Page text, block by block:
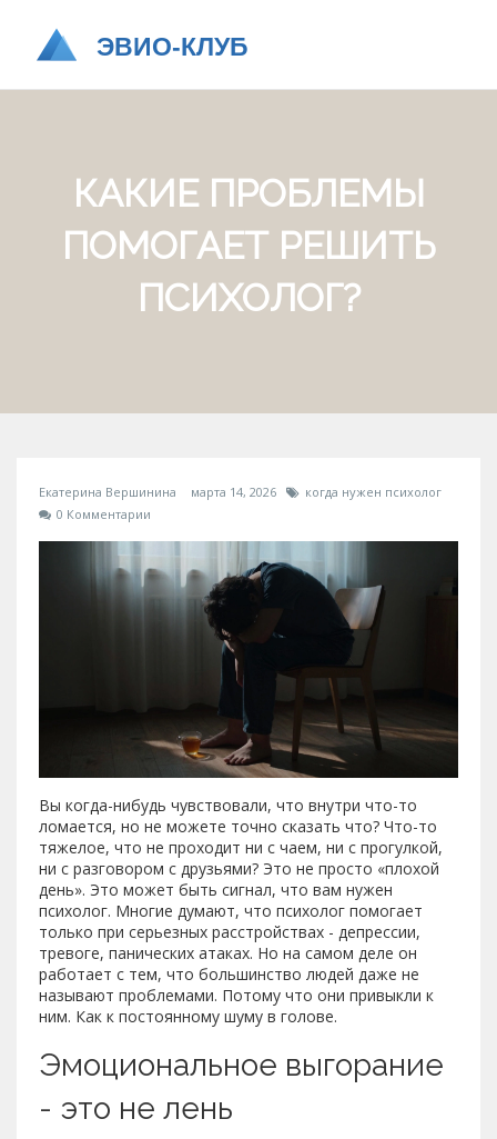
КАКИЕ ПРОБЛЕМЫ
ПОМОГАЕТ РЕШИТЬ
ПСИХОЛОГ?
Екатерина Вершинина марта 14, 2026
когда нужен психолог
0 Комментарии
Вы когда-нибудь чувствовали, что внутри что-то
ломается, но не можете точно сказать что? Что-то
тяжелое, что не проходит ни с чаем, ни с прогулкой,
ни с разговором с друзьями? Это не просто «плохой
день». Это может быть сигнал, что вам нужен
психолог. Многие думают, что психолог помогает
только при серьезных расстройствах - депрессии,
тревоге, панических атаках. Но на самом деле он
работает с тем, что большинство людей даже не
называют проблемами. Потому что они привыкли к
ним. Как к постоянному шуму в голове.
Эмоциональное выгорание
- это не лень